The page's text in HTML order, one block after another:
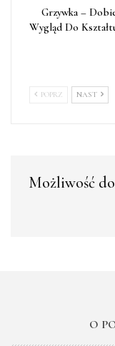
Grzywka –
Wygląd Do
POPRZ NAST
Możliwość
O